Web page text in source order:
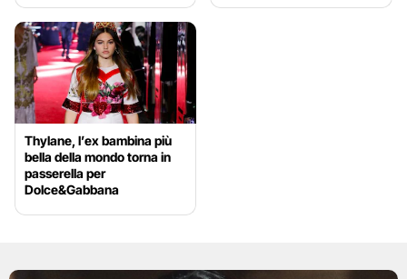
Thylane, l’ex bambina più
bella della mondo torna in
passerella per
Dolce&Gabbana